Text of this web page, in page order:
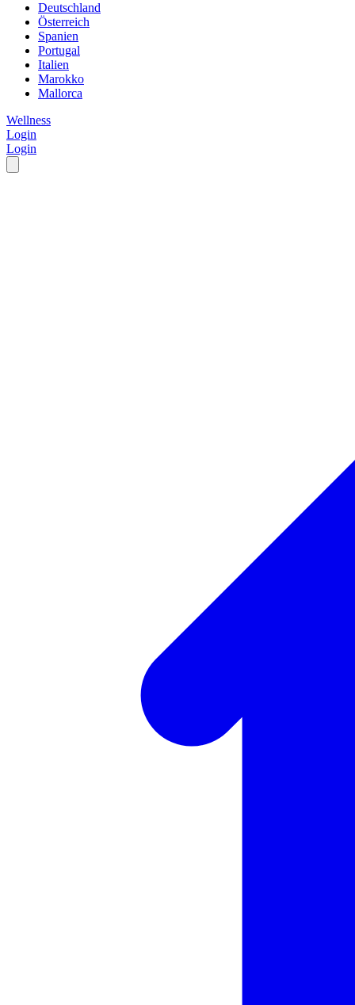
Deutschland
Österreich
Spanien
Portugal
Italien
Marokko
Mallorca
Wellness
Login
Login